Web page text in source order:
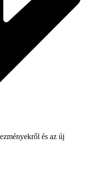
és az új